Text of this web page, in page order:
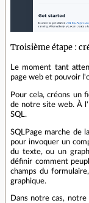
Troisième étape :
Le moment tant
page web et pouvoir
Pour cela, créons un
de notre site web. À
SQL.
SQLPage marche de
pour invoquer un
du texte, ou un
définir comment
champs du
graphique.
Dans notre cas,